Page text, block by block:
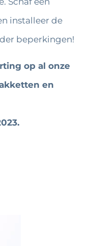
installeer de
beperkingen!
op al onze
en